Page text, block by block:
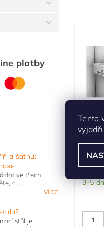
platby
a šatnu:
ve třech
c...
více
stůl je
pro
3-5
Tento